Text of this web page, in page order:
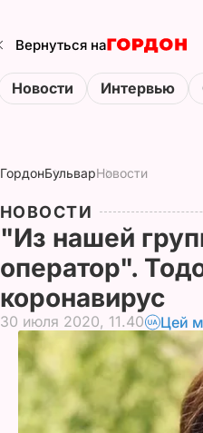
Вернуться на
Новости Интервью
ГордонБульварНовости
НОВОСТИ
"Из нашей
оператор".
коронавирус
30 июля 2020, 11.40 Цей